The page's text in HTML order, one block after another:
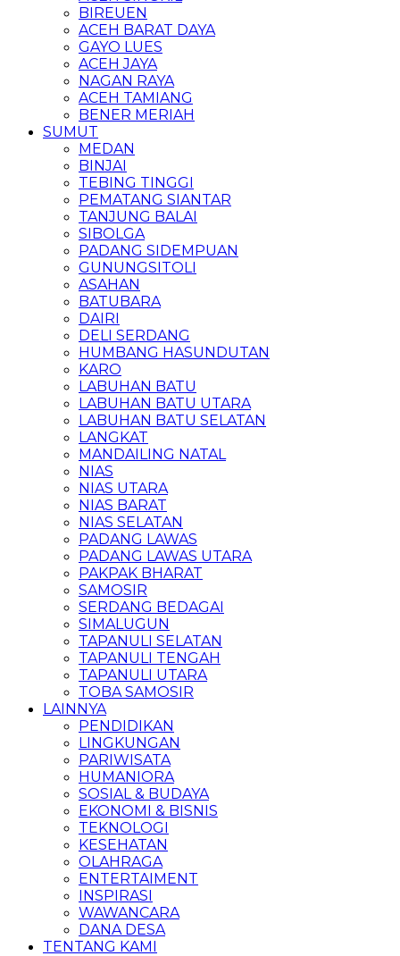
BIREUEN
ACEH BARAT DAYA
GAYO LUES
ACEH JAYA
NAGAN RAYA
ACEH TAMIANG
BENER MERIAH
SUMUT
MEDAN
BINJAI
TEBING TINGGI
PEMATANG SIANTAR
TANJUNG BALAI
SIBOLGA
PADANG SIDEMPUAN
GUNUNGSITOLI
ASAHAN
BATUBARA
DAIRI
DELI SERDANG
HUMBANG HASUNDUTAN
KARO
LABUHAN BATU
LABUHAN BATU UTARA
LABUHAN BATU SELATAN
LANGKAT
MANDAILING NATAL
NIAS
NIAS UTARA
NIAS BARAT
NIAS SELATAN
PADANG LAWAS
PADANG LAWAS UTARA
PAKPAK BHARAT
SAMOSIR
SERDANG BEDAGAI
SIMALUGUN
TAPANULI SELATAN
TAPANULI TENGAH
TAPANULI UTARA
TOBA SAMOSIR
LAINNYA
PENDIDIKAN
LINGKUNGAN
PARIWISATA
HUMANIORA
SOSIAL & BUDAYA
EKONOMI & BISNIS
TEKNOLOGI
KESEHATAN
OLAHRAGA
ENTERTAIMENT
INSPIRASI
WAWANCARA
DANA DESA
TENTANG KAMI